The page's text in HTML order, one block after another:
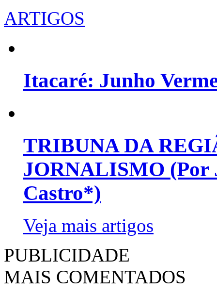
ARTIGOS
Itacaré: Junho
TRIBUNA DA
JORNALISMO (Por
Castro*)
Veja mais artigos
PUBLICIDADE
MAIS COMENTADOS